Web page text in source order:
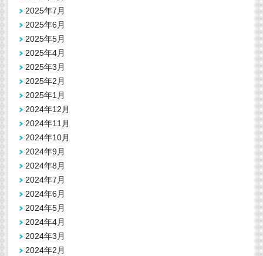
2025年7月
2025年6月
2025年5月
2025年4月
2025年3月
2025年2月
2025年1月
2024年12月
2024年11月
2024年10月
2024年9月
2024年8月
2024年7月
2024年6月
2024年5月
2024年4月
2024年3月
2024年2月